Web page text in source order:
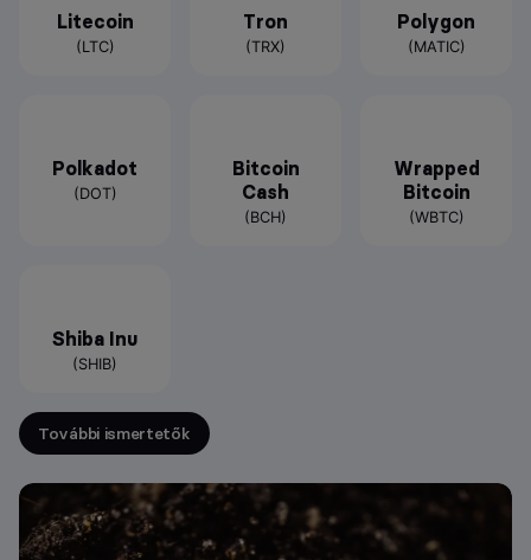
Litecoin
(LTC)
Tron
(TRX)
Polygon
(MATIC)
Polkadot
(DOT)
Bitcoin
Cash
(BCH)
Wrapped
Bitcoin
(WBTC)
Shiba Inu
(SHIB)
További ismertetők